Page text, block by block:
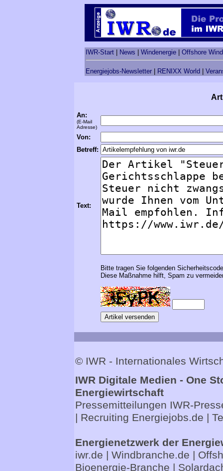
IWR-Start News Windenergie Offshore
Energiejobs-Newsletter RENIXX World
An:
(E-Mail
Adresse)
Von:
Betreff:
Text:
Bitte tragen Sie folgenden
Diese Maßnahme hilft, Spam zu
© IWR - Internationales
IWR Digitale Medien - One
Energiewirtschaft
Pressemitteilungen IWR-
| Recruiting Energiejobs.de |
Energienetzwerk der
iwr.de | Windbranche.de |
Bioenergie-Branche |